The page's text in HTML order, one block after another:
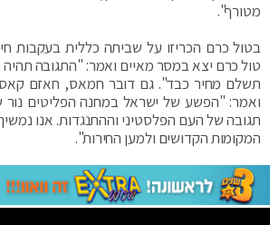
מטורף".
בטול כרם הכריזו על שביתה כללית בעקבות
טול כרם יצא במסר מאיים ואמר: "התגובה תהיה
תשלם מחיר כבד". גם דובר חמאס, חאזם
ואמר: "הפשע של ישראל במחנה הפליטים
תגובה של העם הפלסטיני וההתנגדות. אנו
המקומות הקדושים ולמען החירות".